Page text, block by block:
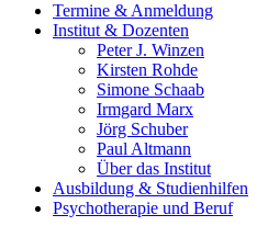
Termine & Anmeldung
Institut & Dozenten
Peter J. Winzen
Kirsten Rohde
Simone Schaab
Irmgard Marx
Jörg Schuber
Paul Altmann
Über das Institut
Ausbildung & Studienhilfen
Psychotherapie und Beruf